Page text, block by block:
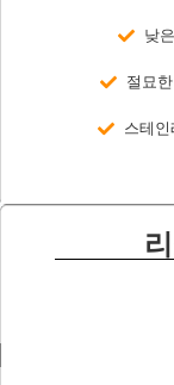
낮
절묘
스테